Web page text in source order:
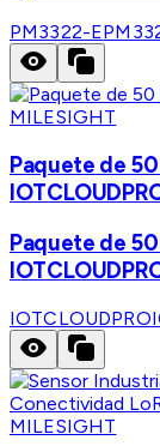
PM3322-E
MILESIGHT
Paquete de
Paquete de
IOTCLOUDPRO
MILESIGHT